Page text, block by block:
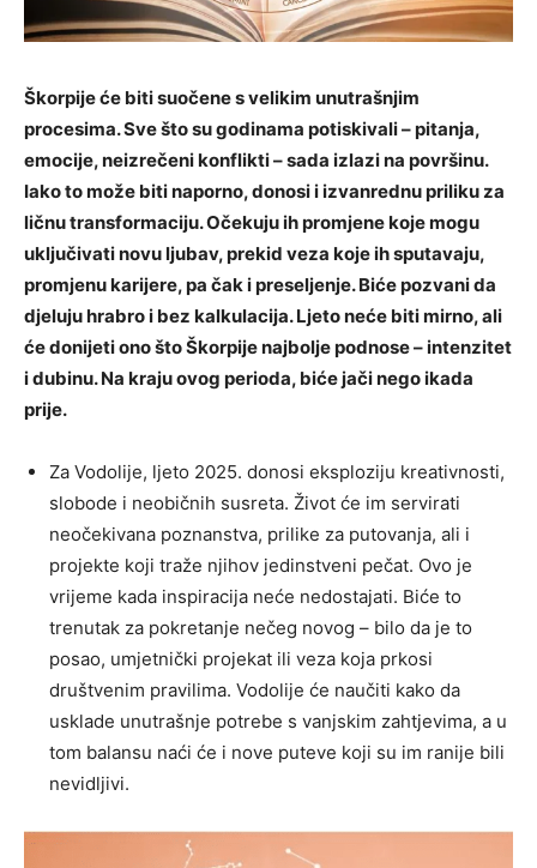
Škorpije će biti suočene s velikim unutrašnjim
procesima. Sve što su godinama potiskivali – pitanja,
emocije, neizrečeni konflikti – sada izlazi na površinu.
Iako to može biti naporno, donosi i izvanrednu priliku za
ličnu transformaciju. Očekuju ih promjene koje mogu
uključivati novu ljubav, prekid veza koje ih sputavaju,
promjenu karijere, pa čak i preseljenje. Biće pozvani da
djeluju hrabro i bez kalkulacija. Ljeto neće biti mirno, ali
će donijeti ono što Škorpije najbolje podnose – intenzitet
i dubinu. Na kraju ovog perioda, biće jači nego ikada
prije.
Za Vodolije, ljeto 2025. donosi eksploziju kreativnosti,
slobode i neobičnih susreta. Život će im servirati
neočekivana poznanstva, prilike za putovanja, ali i
projekte koji traže njihov jedinstveni pečat. Ovo je
vrijeme kada inspiracija neće nedostajati. Biće to
trenutak za pokretanje nečeg novog – bilo da je to
posao, umjetnički projekat ili veza koja prkosi
društvenim pravilima. Vodolije će naučiti kako da
usklade unutrašnje potrebe s vanjskim zahtjevima, a u
tom balansu naći će i nove puteve koji su im ranije bili
nevidljivi.